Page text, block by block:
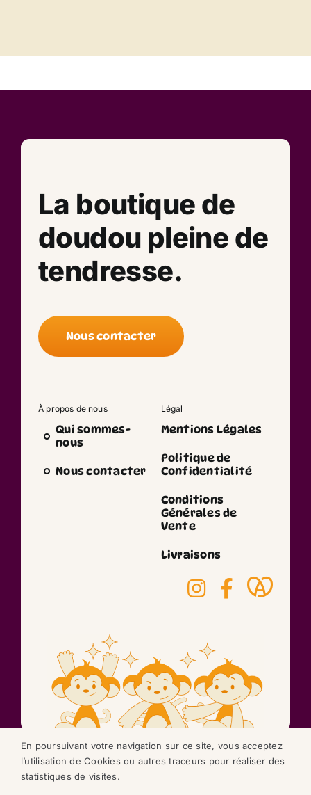
La boutique de
doudou pleine de
tendresse.
Nous contacter
À propos de nous
Qui sommes-
nous
Nous contacter
Légal
Mentions Légales
Politique de
Confidentialité
Conditions
Générales de
Vente
Livraisons
©2026 réalisation
En poursuivant votre navigation sur ce site, vous acceptez
l’utilisation de Cookies ou autres traceurs pour réaliser des
statistiques de visites.